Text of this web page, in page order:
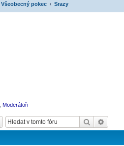
Všeobecný pokec Srazy
Moderátoři
Hledat